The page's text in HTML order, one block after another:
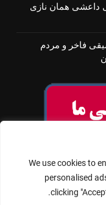
We use cookies to
personalised
clicking
داعشی همان نازی
فاخر و مردم